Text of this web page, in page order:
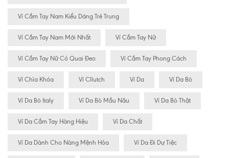
Ví Cầm Tay Nam Kiểu Dáng Trẻ Trung
Ví Cầm Tay Nam Mới Nhất Ví Cầm Tay Nữ
Ví Cầm Tay Nữ Có Quai Đeo Ví Cầm Tay Phong Cách
Ví Chìa Khóa Ví Cllutch Ví Da Ví Da Bò
Ví Da Bò Italy Ví Da Bò Mầu Nâu Ví Da Bò Thật
Ví Da Cầm Tay Hàng Hiệu Ví Da Chất
Ví Da Dành Cho Nàng Mệnh Hỏa Ví Da Đi Dự Tiệc